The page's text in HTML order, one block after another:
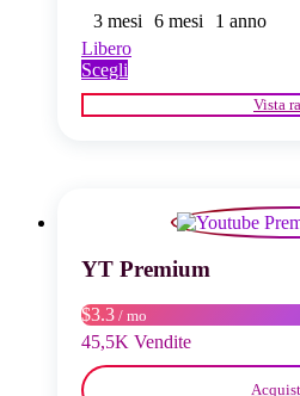
3 mesi 6 mesi
1 anno
Libero
Scegli
prodotto
ha
possono
scelte
nella
pagina
del
prodotto
Vista
YT Premium
$3.3 / mo
45,5K Vendite